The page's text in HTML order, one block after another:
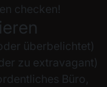
checken!
überbelichtet)
zu extravagant)
Büro,